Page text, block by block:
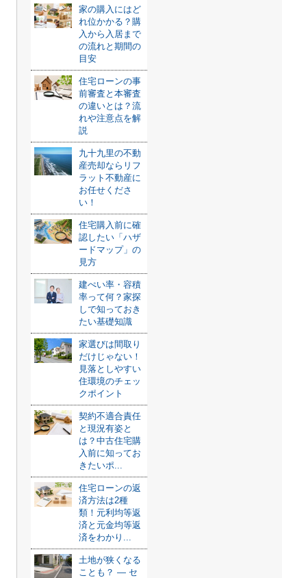
家の購入にはど
れ位かかる？購
入から入居まで
の流れと期間の
目安
住宅ローンの事
前審査と本審査
の違いとは？流
れや注意点を解
説
九十九里の不動
産売却ならリフ
ラット不動産に
お任せくださ
い！
住宅購入前に確
認したい「ハザ
ードマップ」の
見方
建ぺい率・容積
率って何？家探
しで知っておき
たい基礎知識
家選びは間取り
だけじゃない！
見落としやすい
住環境のチェッ
クポイント
契約不適合責任
と現況有姿と
は？中古住宅購
入前に知ってお
きたいポ...
住宅ローンの返
済方法は2種
類！元利均等返
済と元金均等返
済をわかり...
土地が狭くなる
ことも？ ― セ